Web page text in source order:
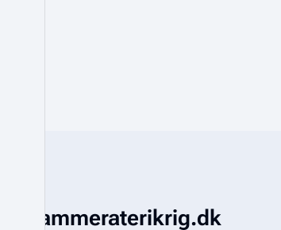
Kammeraterikrig.dk